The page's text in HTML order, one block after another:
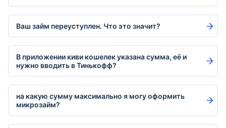
Ваш займ переуступлен. Что это значит?
В приложении киви кошелек указана сумма, её и
нужно вводить в Тинькофф?
на какую сумму максимально я могу оформить
микрозайм?